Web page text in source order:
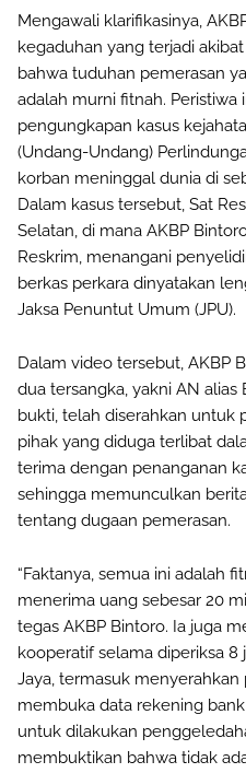
Mengawali klarifikasinya,
kegaduhan yang terjadi
bahwa tuduhan pemerasan
adalah murni fitnah.
pengungkapan kasus
(Undang-Undang)
korban meninggal dunia di
Dalam kasus tersebut, Sat
Selatan, di mana AKBP
Reskrim, menangani
berkas perkara dinyatakan
Jaksa Penuntut Umum (JPU).
Dalam video tersebut, AKBP
dua tersangka, yakni AN alias
bukti, telah diserahkan untuk
pihak yang diduga terlibat
terima dengan penanganan
sehingga memunculkan
tentang dugaan pemerasan.
“Faktanya, semua ini adalah
menerima uang sebesar 20
tegas AKBP Bintoro. Ia juga
kooperatif selama diperiksa
Jaya, termasuk
membuka data rekening
untuk dilakukan
membuktikan bahwa tidak